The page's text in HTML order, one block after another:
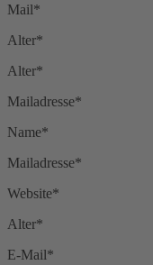
Mail*
Alter*
Alter*
Mailadresse*
Name*
Mailadresse*
Website*
Alter*
E-Mail*